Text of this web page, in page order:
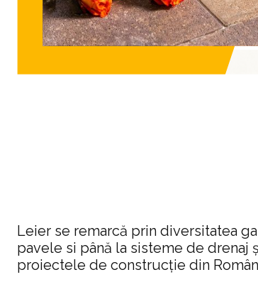
Leier se remarcă prin diversitatea
pavele si până la sisteme de
proiectele de construcție din